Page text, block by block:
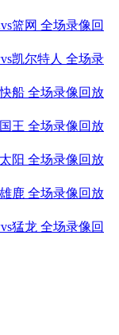
篮网 全场录像回
凯尔特人 全场录
船 全场录像回放
王 全场录像回放
阳 全场录像回放
鹿 全场录像回放
猛龙 全场录像回